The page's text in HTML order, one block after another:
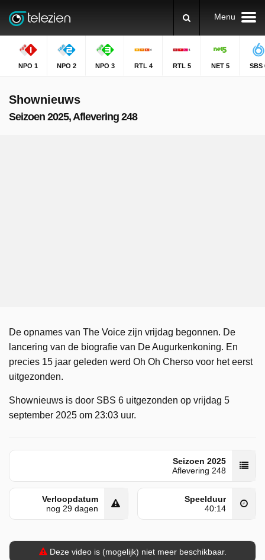
Menu
NPO 1 NPO 2 NPO 3 RTL 4 RTL 5 NET 5 SBS
Shownieuws
Seizoen 2025, Aflevering 248
De opnames van The Voice zijn vrijdag begonnen. De
lancering van de biografie van De Augurkenkoning. En
precies 15 jaar geleden werd Oh Oh Cherso voor het eerst
uitgezonden.
Shownieuws is door SBS 6 uitgezonden op vrijdag 5
september 2025 om 23:03 uur.
Seizoen 2025
Aflevering 248
Verloopdatum
nog 29 dagen
Speelduur
40:14
Deze video is (mogelijk) niet meer beschikbaar.